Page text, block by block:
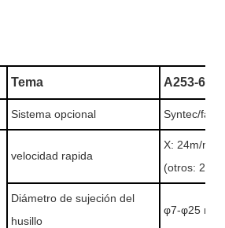
Tema A253-6
Sistema opcional Syntec/
velocidad rapida
X: 24m/mi
(otros:
Diámetro de sujeción del
husillo
φ7-φ25 mm